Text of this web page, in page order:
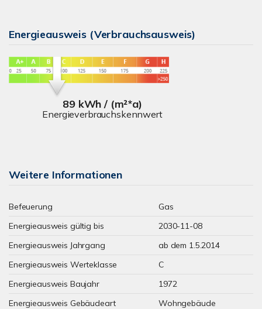
Energieausweis (Verbrauchsausweis)
89 kWh / (m²*a)
Energieverbrauchskennwert
Weitere Informationen
Befeuerung
Gas
Energieausweis gültig bis
2030-11-08
Energieausweis Jahrgang
ab dem 1.5.2014
Energieausweis Werteklasse
C
Energieausweis Baujahr
1972
Energieausweis Gebäudeart
Wohngebäude